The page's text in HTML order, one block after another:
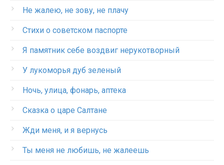
Не жалею, не зову, не плачу
Стихи о советском паспорте
Я памятник себе воздвиг нерукотворный
У лукоморья дуб зеленый
Ночь, улица, фонарь, аптека
Сказка о царе Салтане
Жди меня, и я вернусь
Ты меня не любишь, не жалеешь